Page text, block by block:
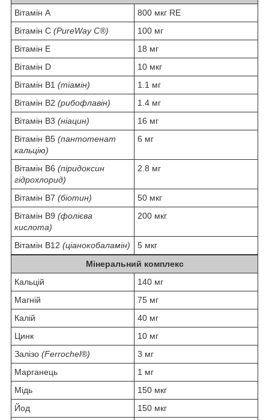
Вітамін А
800 мкг RE
Вітамін С (PureWay C®)
100 мг
Вітамін E
18 мг
Вітамін D
10 мкг
Вітамін B1 (тіамін)
1.1 мг
Вітамін B2 (рибофлавін)
1.4 мг
Вітамін B3 (ніацин)
16 мг
Вітамін B5 (пантотенат
кальцію)
6 мг
Вітамін B6 (піридоксин
гідрохлорид)
2.8 мг
Вітамін B7 (біотин)
50 мкг
Вітамін B9 (фолієва
кислота)
200 мкг
Вітамін B12 (ціанокобаламін)
5 мкг
Мінеральний комплекс
Кальцій
140 мг
Магній
75 мг
Калій
40 мг
Цинк
10 мг
Залізо (Ferrochel®)
3 мг
Марганець
1 мг
Мідь
150 мкг
Йод
150 мкг